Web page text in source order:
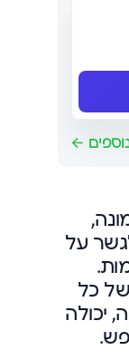
על
של כל
יכולה